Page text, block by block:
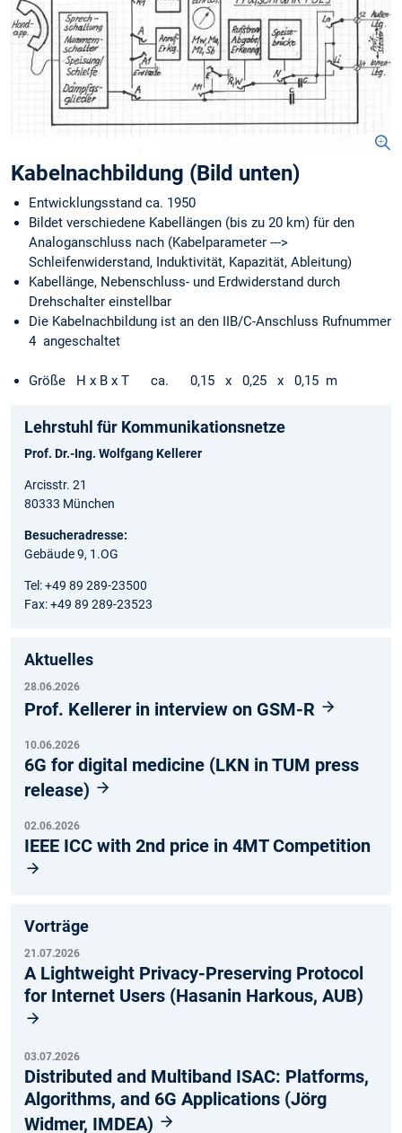
Kabelnachbildung (Bild unten)
Entwicklungsstand ca. 1950
Bildet verschiedene Kabellängen (bis zu 20 km) für den
Analoganschluss nach (Kabelparameter --->
Schleifenwiderstand, Induktivität, Kapazität, Ableitung)
Kabellänge, Nebenschluss- und Erdwiderstand durch
Drehschalter einstellbar
Die Kabelnachbildung ist an den IIB/C-Anschluss Rufnummer
4 angeschaltet
Größe H x B x T ca. 0,15 x 0,25 x 0,15 m
Lehrstuhl für Kommunikationsnetze
Prof. Dr.-Ing. Wolfgang Kellerer
Arcisstr. 21
80333 München
Besucheradresse:
Gebäude 9, 1.OG
Tel: +49 89 289-23500
Fax: +49 89 289-23523
Aktuelles
28.06.2026
Prof. Kellerer in interview on GSM-R
10.06.2026
6G for digital medicine (LKN in TUM press
release)
02.06.2026
IEEE ICC with 2nd price in 4MT Competition
Vorträge
21.07.2026
A Lightweight Privacy-Preserving Protocol
for Internet Users (Hasanin Harkous, AUB)
03.07.2026
Distributed and Multiband ISAC: Platforms,
Algorithms, and 6G Applications (Jörg
Widmer, IMDEA)